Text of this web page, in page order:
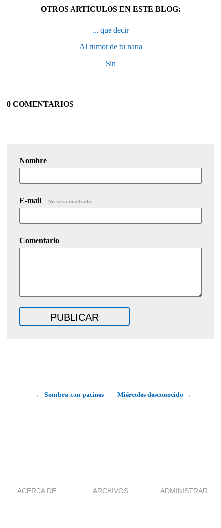
OTROS ARTÍCULOS EN ESTE BLOG:
... qué decir
Al rumor de tu nana
Sin
0 COMENTARIOS
Nombre
E-mail No será mostrado.
Comentario
← Sombra con patines Miércoles desconocido →
ACERCA DE ARCHIVOS ADMINISTRAR